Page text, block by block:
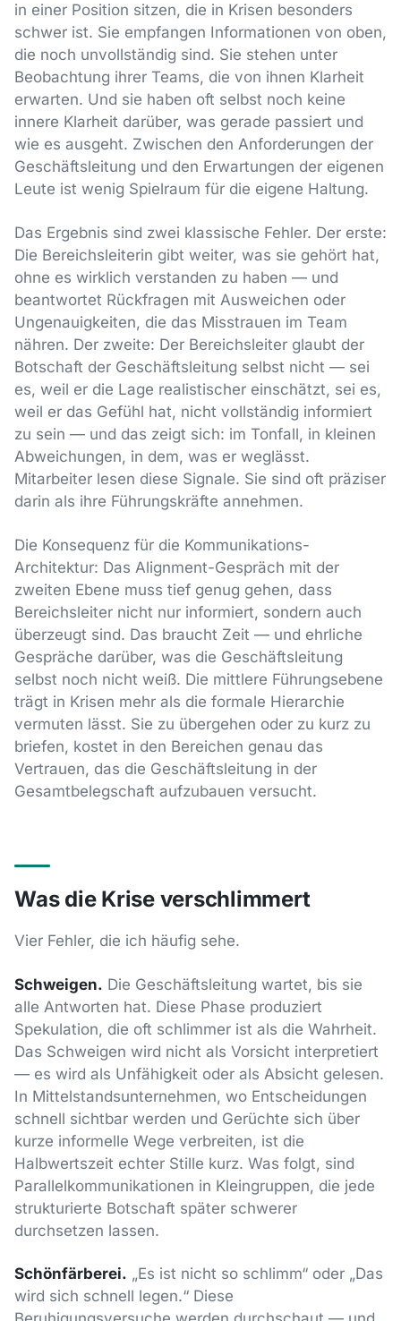
in einer Position sitzen, die in Krisen besonders
schwer ist. Sie empfangen Informationen von oben,
die noch unvollständig sind. Sie stehen unter
Beobachtung ihrer Teams, die von ihnen Klarheit
erwarten. Und sie haben oft selbst noch keine
innere Klarheit darüber, was gerade passiert und
wie es ausgeht. Zwischen den Anforderungen der
Geschäftsleitung und den Erwartungen der eigenen
Leute ist wenig Spielraum für die eigene Haltung.
Das Ergebnis sind zwei klassische Fehler. Der erste:
Die Bereichsleiterin gibt weiter, was sie gehört hat,
ohne es wirklich verstanden zu haben — und
beantwortet Rückfragen mit Ausweichen oder
Ungenauigkeiten, die das Misstrauen im Team
nähren. Der zweite: Der Bereichsleiter glaubt der
Botschaft der Geschäftsleitung selbst nicht — sei
es, weil er die Lage realistischer einschätzt, sei es,
weil er das Gefühl hat, nicht vollständig informiert
zu sein — und das zeigt sich: im Tonfall, in kleinen
Abweichungen, in dem, was er weglässt.
Mitarbeiter lesen diese Signale. Sie sind oft präziser
darin als ihre Führungskräfte annehmen.
Die Konsequenz für die Kommunikations-
Architektur: Das Alignment-Gespräch mit der
zweiten Ebene muss tief genug gehen, dass
Bereichsleiter nicht nur informiert, sondern auch
überzeugt sind. Das braucht Zeit — und ehrliche
Gespräche darüber, was die Geschäftsleitung
selbst noch nicht weiß. Die mittlere Führungsebene
trägt in Krisen mehr als die formale Hierarchie
vermuten lässt. Sie zu übergehen oder zu kurz zu
briefen, kostet in den Bereichen genau das
Vertrauen, das die Geschäftsleitung in der
Gesamtbelegschaft aufzubauen versucht.
Was die Krise verschlimmert
Vier Fehler, die ich häufig sehe.
Schweigen. Die Geschäftsleitung wartet, bis sie
alle Antworten hat. Diese Phase produziert
Spekulation, die oft schlimmer ist als die Wahrheit.
Das Schweigen wird nicht als Vorsicht interpretiert
— es wird als Unfähigkeit oder als Absicht gelesen.
In Mittelstandsunternehmen, wo Entscheidungen
schnell sichtbar werden und Gerüchte sich über
kurze informelle Wege verbreiten, ist die
Halbwertszeit echter Stille kurz. Was folgt, sind
Parallelkommunikationen in Kleingruppen, die jede
strukturierte Botschaft später schwerer
durchsetzen lassen.
Schönfärberei. „Es ist nicht so schlimm“ oder „Das
wird sich schnell legen.“ Diese